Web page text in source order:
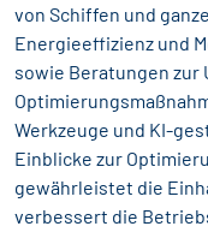
von Schiffen und
Energieeffizienz und
sowie Beratungen zur
Werkzeuge und KI-
Einblicke zur
gewährleistet die
verbessert die